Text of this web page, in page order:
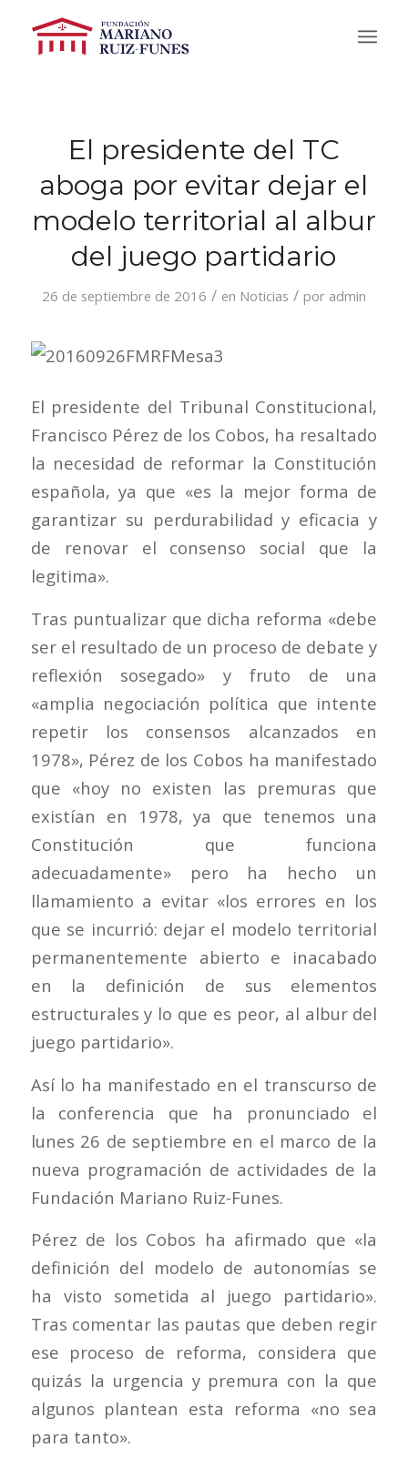
El presidente del TC
aboga por evitar dejar el
modelo territorial al albur
del juego partidario
26 de septiembre de 2016 / en Noticias / por admin
El presidente del Tribunal Constitucional,
Francisco Pérez de los Cobos, ha resaltado
la necesidad de reformar la Constitución
española, ya que «es la mejor forma de
garantizar su perdurabilidad y eficacia y
de renovar el consenso social que la
legitima».
Tras puntualizar que dicha reforma «debe
ser el resultado de un proceso de debate y
reflexión sosegado» y fruto de una
«amplia negociación política que intente
repetir los consensos alcanzados en
1978», Pérez de los Cobos ha manifestado
que «hoy no existen las premuras que
existían en 1978, ya que tenemos una
Constitución que funciona
adecuadamente» pero ha hecho un
llamamiento a evitar «los errores en los
que se incurrió: dejar el modelo territorial
permanentemente abierto e inacabado
en la definición de sus elementos
estructurales y lo que es peor, al albur del
juego partidario».
Así lo ha manifestado en el transcurso de
la conferencia que ha pronunciado el
lunes 26 de septiembre en el marco de la
nueva programación de actividades de la
Fundación Mariano Ruiz-Funes.
Pérez de los Cobos ha afirmado que «la
definición del modelo de autonomías se
ha visto sometida al juego partidario».
Tras comentar las pautas que deben regir
ese proceso de reforma, considera que
quizás la urgencia y premura con la que
algunos plantean esta reforma «no sea
para tanto».